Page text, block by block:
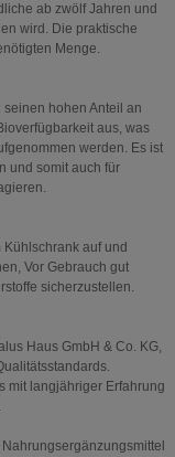
ab zwölf Jahren und
wird. Die praktische
Menge.
hohen Anteil an
aus, was
werden. Es ist
und somit auch für
auf und
Vor Gebrauch gut
sicherzustellen.
Haus GmbH & Co. KG,
mit langjähriger Erfahrung